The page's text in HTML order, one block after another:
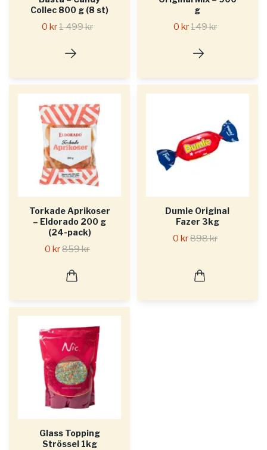
Collec 800 g (8 st)
0 kr1 499 kr
g
0 kr149 kr
Torkade Aprikoser
– Eldorado 200 g
(24-pack)
0 kr859 kr
Dumle Original
Fazer 3kg
0 kr898 kr
Glass Topping
Strössel 1kg